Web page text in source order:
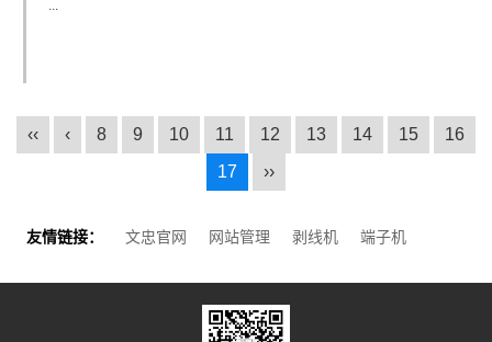
‹‹ ‹ 8 9 10 11 12 13 14 15
16
17
››
友情链接： 文忠官网 网站管理 剥线机 端子机